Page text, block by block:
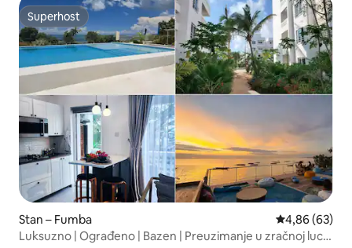
Superhost
Superhost
Stan – Fumba Prosječna
4,86 (63)
Luksuzno | Ograđeno | Bazen | Preuzimanje u zračnoj luci |